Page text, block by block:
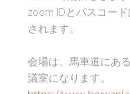
zoom IDとパスコー
されます。
会場は、馬車道にあ
議室になります。